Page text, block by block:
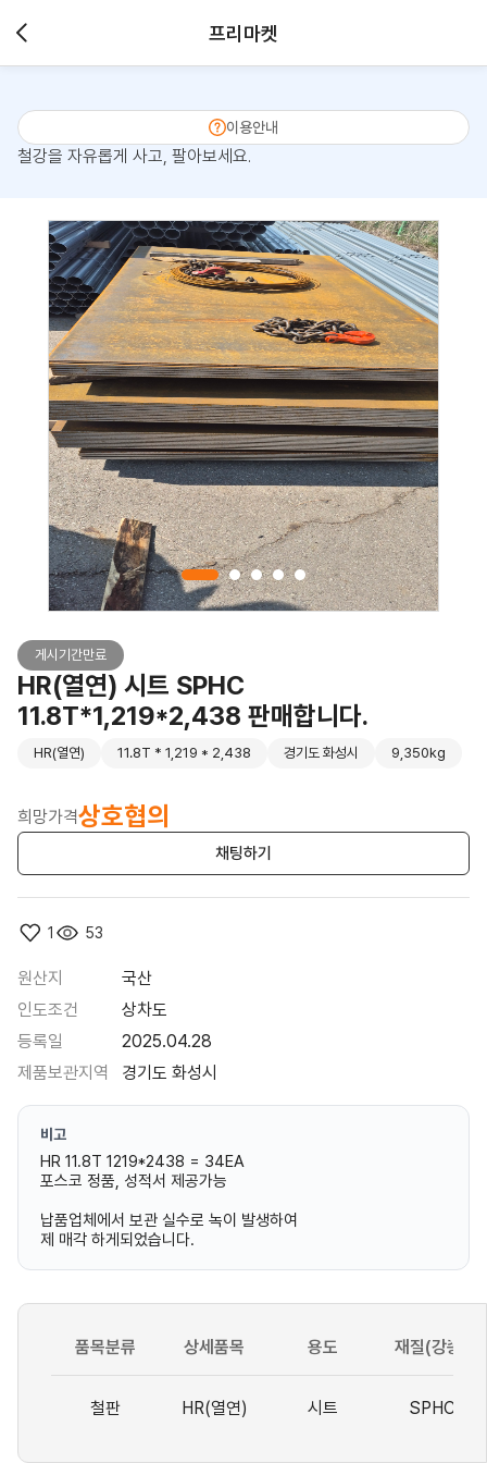
프리마켓
이용안내
철강을 자유롭게 사고, 팔아보세요.
게시기간만료
HR(열연) 시트 SPHC
11.8T*1,219*2,438 판매합니다.
HR(열연) 11.8T * 1,219 * 2,438 경기도 화성시 9,350kg
희망가격상호협의
채팅하기
1 53
원산지
국산
인도조건
상차도
등록일
2025.04.28
제품보관지역
경기도 화성시
비고
HR 11.8T 1219*2438 = 34EA
포스코 정품, 성적서 제공가능
납품업체에서 보관 실수로 녹이 발생하여
제 매각 하게되었습니다.
품목분류 상세품목 용도 재질(강종)
철판 HR(열연) 시트 SPHC